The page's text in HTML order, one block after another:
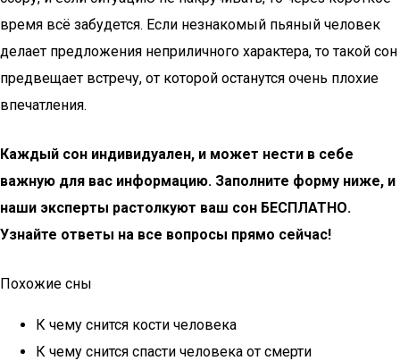
время всё забудется. Если незнакомый пьяный человек
делает предложения неприличного характера, то такой сон
предвещает встречу, от которой останутся очень плохие
впечатления.
Каждый сон индивидуален, и может нести в себе
важную для вас информацию. Заполните форму ниже, и
наши эксперты растолкуют ваш сон БЕСПЛАТНО.
Узнайте ответы на все вопросы прямо сейчас!
Похожие сны
К чему снится кости человека
К чему снится спасти человека от смерти